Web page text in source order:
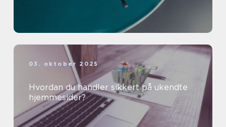
03. oktober 2025
Hvordan du handler sikkert på ukendte
hjemmesider?